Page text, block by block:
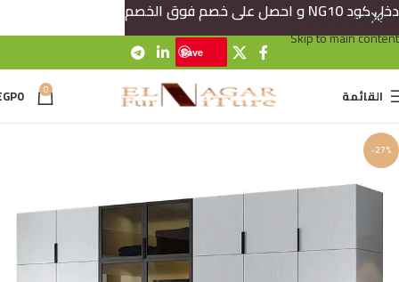
Skip to navigation
Skip to main content
Save
القائمة 0
0
-27%
دخل كود NG10 و احصل على خصم فوق الخصم